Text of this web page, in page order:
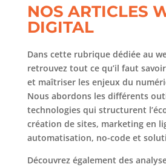
NOS ARTICLES
DIGITAL
Dans cette rubrique dédiée au
retrouvez tout ce qu’il faut
et maîtriser les enjeux du
Nous abordons les différents
technologies qui structurent
création de sites, marketing en
automatisation, no-code et
Découvrez également des